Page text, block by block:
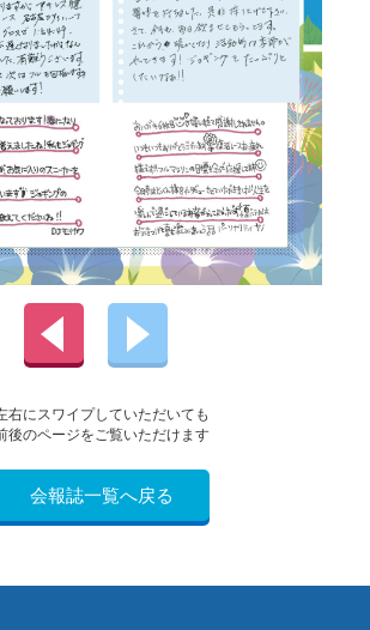
右にスワイプしていただいても
後のページをご覧いただけます
会報誌一覧へ戻る